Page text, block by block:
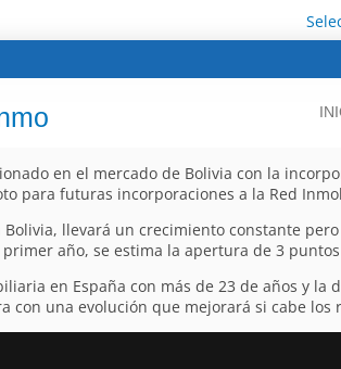
en el mercado de Bolivia con la
para futuras incorporaciones a la Red
Bolivia, llevará un crecimiento constante
año, se estima la apertura de 3
en España con más de 23 de años y
con una evolución que mejorará si cabe los